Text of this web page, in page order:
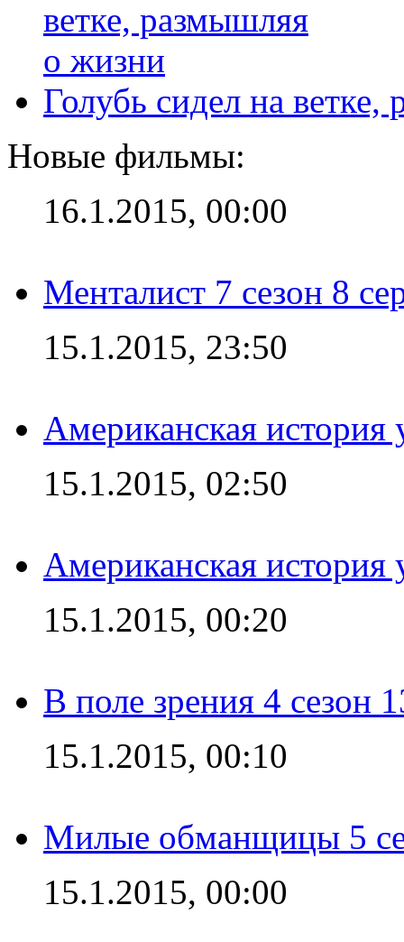
Голубь сидел на
Новые фильмы:
16.1.2015, 00:00
Менталист 7 сезон 8
15.1.2015, 23:50
Американская история
15.1.2015, 02:50
Американская история
15.1.2015, 00:20
В поле зрения 4 сезон
15.1.2015, 00:10
Милые обманщицы 5
15.1.2015, 00:00